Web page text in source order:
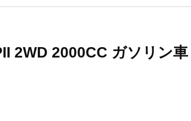
2WD 2000CC ガソリン